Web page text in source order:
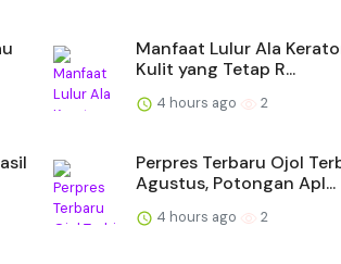
Manfaat Lulur Ala
Kulit yang Tetap R...
4 hours ago 2
Perpres Terbaru Ojol
Agustus, Potongan Apl...
4 hours ago 2